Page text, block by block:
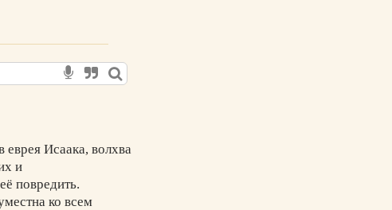
Исаака, волхва
и
повредить.
ко всем